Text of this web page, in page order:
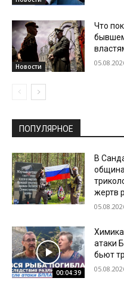
Новости
Что
ПОПУЛЯРНОЕ
В
жертв
00:04:39
атаки
бьют